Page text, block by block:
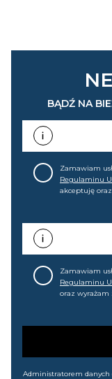
BĄDŹ NA
Zamawiam
Regulaminu
akceptuję
promocjach,
każdej chwili
Zamawiam
Regulaminu
oraz wyrażam
Administratorem danych